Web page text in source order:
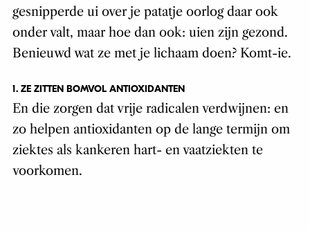
gesnipperde ui over je patatje oorlog daar ook
onder valt, maar hoe dan ook: uien zijn gezond.
Benieuwd wat ze met je lichaam doen? Komt-ie.
1. ZE ZITTEN BOMVOL ANTIOXIDANTEN
En die zorgen dat vrije radicalen verdwijnen: en
zo helpen antioxidanten op de lange termijn om
ziektes als kankeren hart- en vaatziekten te
voorkomen.